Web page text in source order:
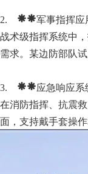
2. **军事指挥
战术级指挥系统中
需求。某边防部队
3. **应急响应
在消防指挥、抗震
面，支持戴手套操作